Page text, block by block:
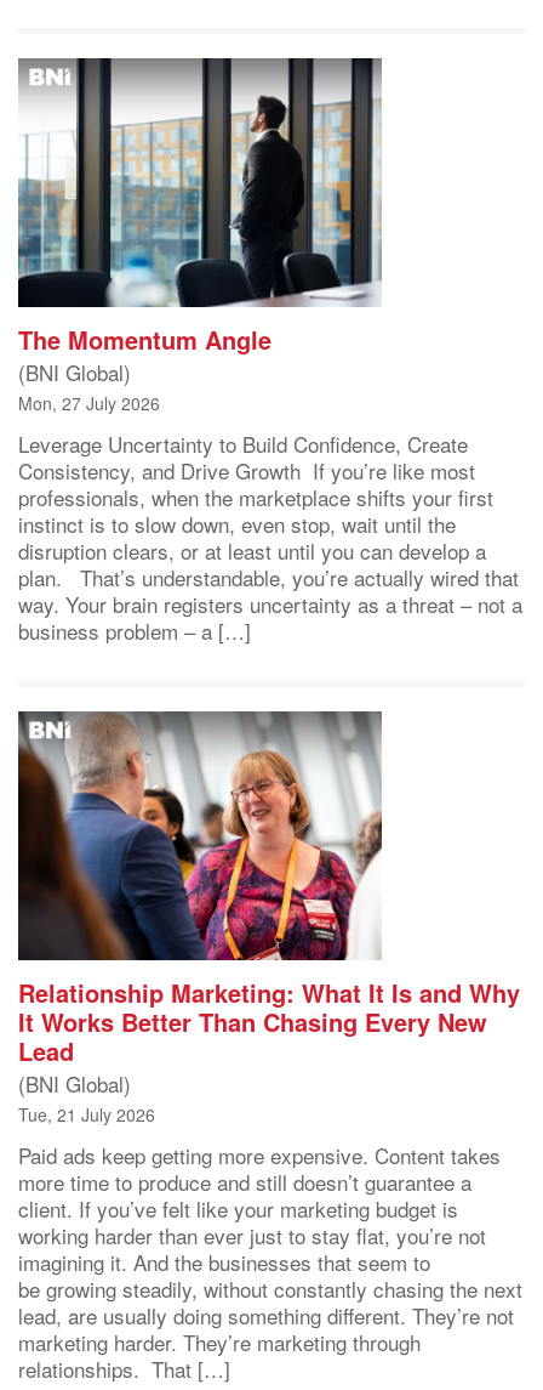
The Momentum Angle
(BNI Global)
Mon, 27 July 2026
Leverage Uncertainty to Build Confidence, Create
Consistency, and Drive Growth If you’re like most
professionals, when the marketplace shifts your first
instinct is to slow down, even stop, wait until the
disruption clears, or at least until you can develop a
plan. That’s understandable, you’re actually wired that
way. Your brain registers uncertainty as a threat – not a
business problem – a […]
Relationship Marketing: What It Is and Why
It Works Better Than Chasing Every New
Lead
(BNI Global)
Tue, 21 July 2026
Paid ads keep getting more expensive. Content takes
more time to produce and still doesn’t guarantee a
client. If you’ve felt like your marketing budget is
working harder than ever just to stay flat, you’re not
imagining it. And the businesses that seem to
be growing steadily, without constantly chasing the next
lead, are usually doing something different. They’re not
marketing harder. They’re marketing through
relationships. That […]